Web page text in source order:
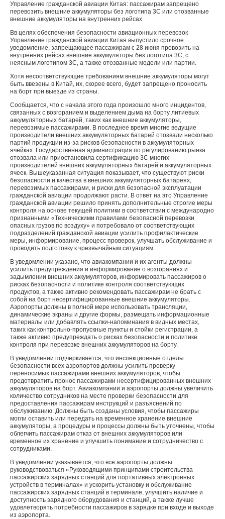
Управление гражданской авиации Китая: пассажирам запрещено
перевозить внешние аккумуляторы без логотипа 3C или отозванные
внешние аккумуляторы на внутренних рейсах
Вв целях обеспечения безопасности авиационных перевозок
Управление гражданской авиации Китая выпустило срочное
уведомление, запрещающее пассажирам с 28 июня провозить на
внутренних рейсах внешние аккумуляторы без логотипа 3C, с
неясным логотипом 3C, а также отозванные модели или партии.
Хотя несоответствующие требованиям внешние аккумуляторы могут
быть ввезены в Китай, их, скорее всего, будет запрещено проносить
на борт при выезде из страны.
Сообщается, что с начала этого года произошло много инцидентов,
связанных с возгоранием и выделением дыма на борту литиевых
аккумуляторных батарей, таких как внешние аккумуляторы,
перевозимые пассажирами. В последнее время многие ведущие
производители внешних аккумуляторных батарей отозвали несколько
партий продукции из-за рисков безопасности в аккумуляторных
ячейках. Государственная администрация по регулированию рынка
отозвала или приостановила сертификацию 3C многих
производителей внешних аккумуляторных батарей и аккумуляторных
ячеек. Вышеуказанная ситуация показывает, что существуют риски
безопасности и качества в внешних аккумуляторных батареях,
перевозимых пассажирами, и риски для безопасной эксплуатации
гражданской авиации продолжают расти. В ответ на это Управление
гражданской авиации решило принять дополнительные строгие меры
контроля на основе текущей политики в соответствии с международно
признанными «Техническими правилами безопасной перевозки
опасных грузов по воздуху» и потребовало от соответствующих
подразделений гражданской авиации усилить профилактические
меры, информирование, процесс проверок, улучшать обслуживание и
проводить подготовку к чрезвычайным ситуациям.
В уведомлении указано, что авиакомпании и их агенты должны
усилить предупреждения и информирование о возгораниях и
задымлении внешних аккумуляторов, информировать пассажиров о
рисках безопасности и политике контроля соответствующих
продуктов, а также активно рекомендовать пассажирам не брать с
собой на борт несертифицированные внешние аккумуляторы.
Аэропорты должны в полной мере использовать трансляции,
динамические экраны и другие формы, размещать информационные
материалы или добавлять ссылки-напоминания в видных местах,
таких как контрольно-пропускные пункты и стойки регистрации, а
также активно предупреждать о рисках безопасности и политике
контроля при перевозке внешних аккумуляторов на борту.
В уведомлении подчеркивается, что инспекционные отделы
безопасности всех аэропортов должны усилить проверку
переносимых пассажирами внешних аккумуляторов, чтобы
предотвратить пронос пассажирами несертифицированных внешних
аккумуляторов на борт. Авиакомпании и аэропорты должны увеличить
количество сотрудников на месте проверки безопасности для
предоставления пассажирам инструкций и разъяснений по
обслуживанию. Должны быть созданы условия, чтобы пассажиры
могли оставить или передать на временное хранение внешние
аккумуляторы, а процедуры и процессы должны быть уточнены, чтобы
облегчить пассажирам отказ от внешних аккумуляторов или
временное их хранение и улучшить понимание и сотрудничество с
сотрудниками.
В уведомлении указывается, что все аэропорты должны
руководствоваться «Руководящими принципами строительства
пассажирских зарядных станций для портативных электронных
устройств в терминалах» и ускорить установку и обслуживание
пассажирских зарядных станций в терминале, улучшить наличие и
доступность зарядного оборудования и станций, а также лучше
удовлетворять потребности пассажиров в зарядке при входе и выходе
из аэропорта.